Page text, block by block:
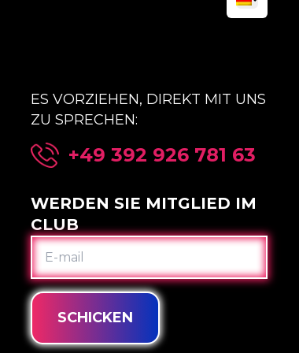
ES VORZIEHEN, DIREKT MIT UNS
ZU SPRECHEN:
+49 392 926 781 63
WERDEN SIE MITGLIED IM
CLUB
E-
MAIL
SCHICKEN